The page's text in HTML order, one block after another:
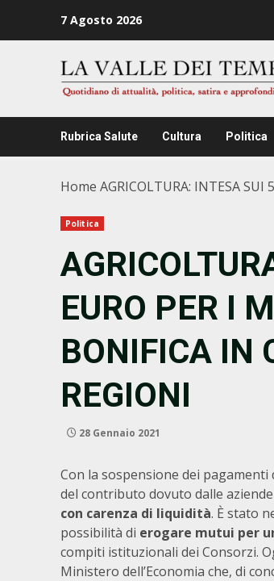
7 Agosto 2026
Rubrica Salute Cultura Politica
Home AGRICOLTURA: INTESA
Politica
EURO PER I
BONIFICA IN
REGIONI
28 Gennaio 2021
Con la sospensione dei
del contributo dovuto dalle
con carenza di liquidità. È stato
possibilità di erogare mutui per
compiti istituzionali dei Consorzi.
Ministero dell’Economia che, di